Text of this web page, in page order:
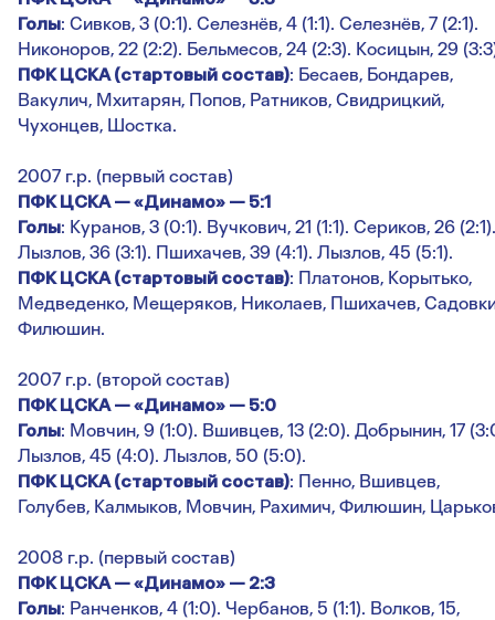
Голы: Сивков, 3 (0:1). Селезнёв, 4 (1:1). Селезнёв, 7 (2:1).
Никоноров, 22 (2:2). Бельмесов, 24 (2:3). Косицын, 29
ПФК ЦСКА (стартовый состав): Бесаев, Бондарев,
Вакулич, Мхитарян, Попов, Ратников, Свидрицкий,
Чухонцев, Шостка.
2007 г.р. (первый состав)
ПФК ЦСКА — «Динамо» — 5:1
Голы: Куранов, 3 (0:1). Вучкович, 21 (1:1). Сериков, 26 (2:1).
Лызлов, 36 (3:1). Пшихачев, 39 (4:1). Лызлов, 45 (5:1).
ПФК ЦСКА (стартовый состав): Платонов, Корытько,
Медведенко, Мещеряков, Николаев, Пшихачев,
Филюшин.
2007 г.р. (второй состав)
ПФК ЦСКА — «Динамо» — 5:0
Голы: Мовчин, 9 (1:0). Вшивцев, 13 (2:0). Добрынин, 17
Лызлов, 45 (4:0). Лызлов, 50 (5:0).
ПФК ЦСКА (стартовый состав): Пенно, Вшивцев,
Голубев, Калмыков, Мовчин, Рахимич, Филюшин,
2008 г.р. (первый состав)
ПФК ЦСКА — «Динамо» — 2:3
Голы: Ранченков, 4 (1:0). Чербанов, 5 (1:1). Волков, 15,